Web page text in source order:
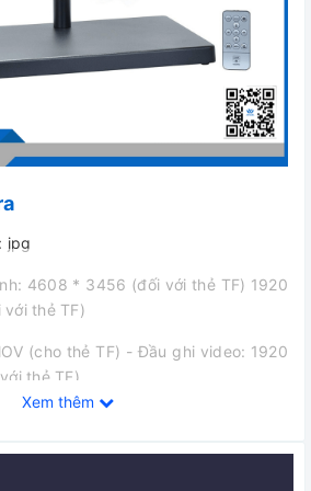
jpg
4608 * 3456 (đối với thẻ TF) 1920
với thẻ TF)
(cho thẻ TF) - Đầu ghi video: 1920
thẻ TF)
động
Xem thêm